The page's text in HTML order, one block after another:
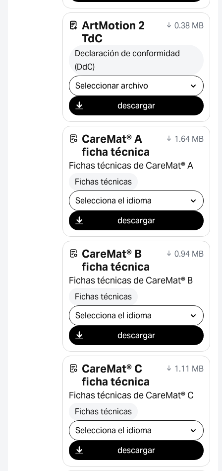
ArtMotion 2
TdC
0.38 MB
Declaración de conformidad
(DdC)
Seleccionar descarga
descargar
CareMat® A
ficha técnica
1.64 MB
Fichas técnicas de CareMat® A
Fichas técnicas
Seleccionar descarga
descargar
CareMat® B
ficha técnica
0.94 MB
Fichas técnicas de CareMat® B
Fichas técnicas
Seleccionar descarga
descargar
CareMat® C
ficha técnica
1.11 MB
Fichas técnicas de CareMat® C
Fichas técnicas
Seleccionar descarga
descargar